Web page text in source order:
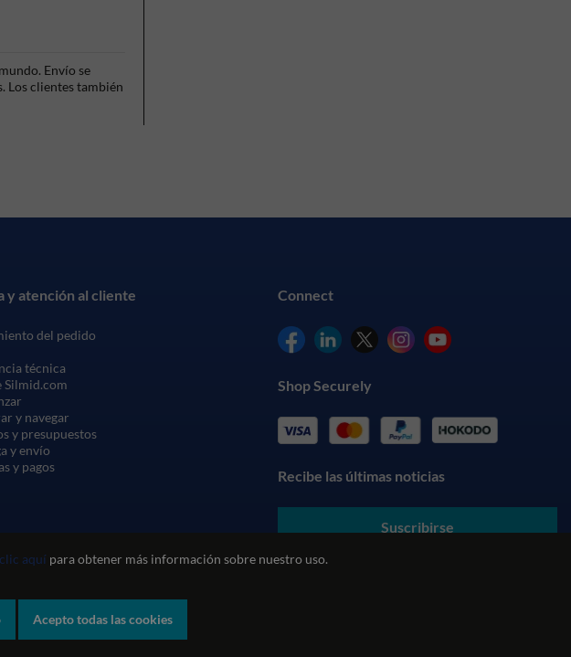
aquí para obtener más información sobre nuestro uso.
Acepto todas las cookies
Envío se
Los clientes también
y atención al cliente
del pedido
técnica
Silmid.com
y navegar
y presupuestos
y envío
y pagos
Connect
Shop Securely
Recibe las últimas noticias
Suscribirse